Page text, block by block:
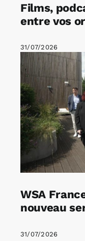
Films,
entre vos
31/07/2026
WSA
nouveau
31/07/2026